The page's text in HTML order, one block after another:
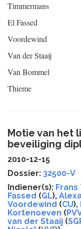
Timmermans
El Fassed
Voordewind
Van der Staaij
Van Bommel
Thieme
Motie van het
beveiliging
2010-12-15
Dossier: 32500-V
Indiener(s):
Fassed (GL),
Voordewind (CU),
Kortenoeven (
van der Staaij (